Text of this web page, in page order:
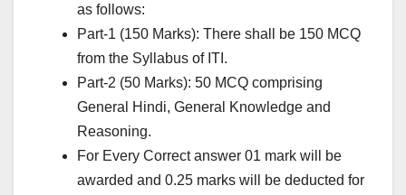
as follows:
Part-1 (150 Marks): There shall be 150 MCQ
from the Syllabus of ITI.
Part-2 (50 Marks): 50 MCQ comprising
General Hindi, General Knowledge and
Reasoning.
For Every Correct answer 01 mark will be
awarded and 0.25 marks will be deducted for